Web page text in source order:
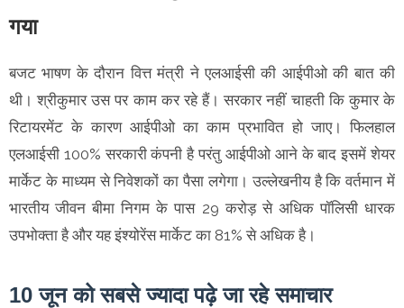
गया
बजट भाषण के दौरान वित्त मंत्री ने एलआईसी की आईपीओ की बात की
थी। श्रीकुमार उस पर काम कर रहे हैं। सरकार नहीं चाहती कि कुमार के
रिटायरमेंट के कारण आईपीओ का काम प्रभावित हो जाए। फिलहाल
एलआईसी 100% सरकारी कंपनी है परंतु आईपीओ आने के बाद इसमें शेयर
मार्केट के माध्यम से निवेशकों का पैसा लगेगा। उल्लेखनीय है कि वर्तमान में
भारतीय जीवन बीमा निगम के पास 29 करोड़ से अधिक पॉलिसी धारक
उपभोक्ता है और यह इंश्योरेंस मार्केट का 81% से अधिक है।
10 जून को सबसे ज्यादा पढ़े जा रहे समाचार